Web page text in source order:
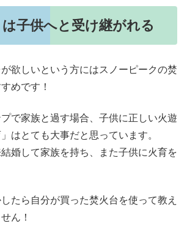
子供へと受け継がれる
欲しいという方にはスノーピークの焚
めです！
で家族と過す場合、子供に正しい火遊
はとても大事だと思っています。
婚して家族を持ち、また子供に火育を
たら自分が買った焚火台を使って教え
ん！